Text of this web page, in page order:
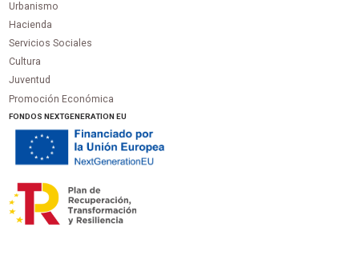
Urbanismo
Hacienda
Servicios Sociales
Cultura
Juventud
Promoción Económica
FONDOS NEXTGENERATION EU